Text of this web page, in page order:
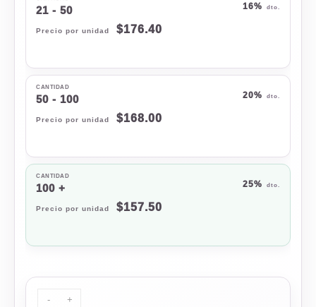
21 - 50 16%
$176.40
50 - 100 20%
$168.00
100 + 25%
$157.50
- +